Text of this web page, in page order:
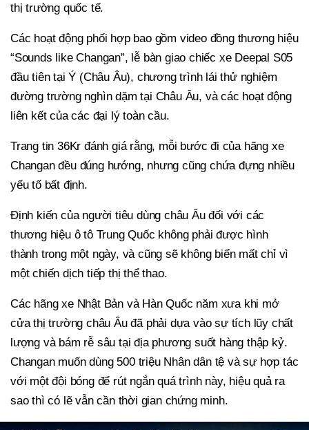
thị trường quốc tế.
Các hoạt động phối hợp bao gồm video đồng thương hiệu
“Sounds like Changan”, lễ bàn giao chiếc xe Deepal S05
đầu tiên tại Ý (Châu Âu), chương trình lái thử nghiệm
đường trường nghìn dặm tại Châu Âu, và các hoạt động
liên kết của các đại lý toàn cầu.
Trang tin 36Kr đánh giá rằng, mỗi bước đi của hãng xe
Changan đều đúng hướng, nhưng cũng chứa đựng nhiều
yếu tố bất định.
Định kiến của người tiêu dùng châu Âu đối với các
thương hiệu ô tô Trung Quốc không phải được hình
thành trong một ngày, và cũng sẽ không biến mất chỉ vì
một chiến dịch tiếp thị thể thao.
Các hãng xe Nhật Bản và Hàn Quốc năm xưa khi mở
cửa thị trường châu Âu đã phải dựa vào sự tích lũy chất
lượng và bám rễ sâu tại địa phương suốt hàng thập kỷ.
Changan muốn dùng 500 triệu Nhân dân tệ và sự hợp tác
với một đội bóng để rút ngắn quá trình này, hiệu quả ra
sao thì có lẽ vẫn cần thời gian chứng minh.